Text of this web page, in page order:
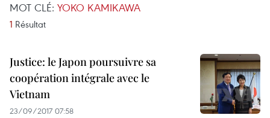
MOT CLÉ: YOKO KAMIKAWA
1 Résultat
Justice: le Japon poursuivre sa
coopération intégrale avec le
Vietnam
23/09/2017 07:58